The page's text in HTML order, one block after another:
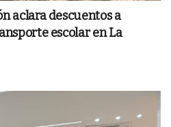
aclara descuentos a
escolar en La